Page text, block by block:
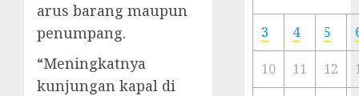
arus barang maupun
penumpang.
“Meningkatnya
kunjungan kapal di
Ibu
Kota
23/11/
3 4 5
10 11 12